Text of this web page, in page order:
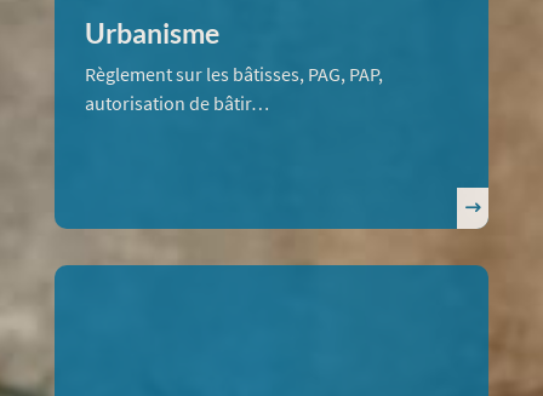
Urbanisme
Règlement sur les bâtisses, PAG, PAP,
autorisation de bâtir…